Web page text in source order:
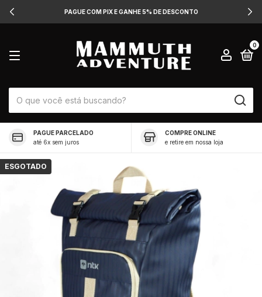
PAGUE COM PIX E GANHE 5% DE DESCONTO
0
PAGUE PARCELADO
até 6x sem juros
COMPRE ONLINE
e retire em nossa loja
ESGOTADO